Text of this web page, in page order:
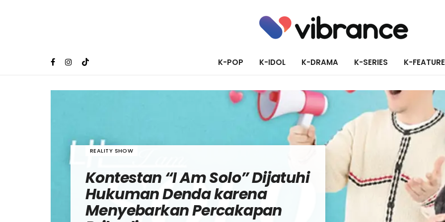
K-POP K-IDOL K-DRAMA K-SERIES K-
REALITY SHOW
Kontestan “I Am Solo” Dijatuhi
Hukuman Denda karena
Menyebarkan Percakapan